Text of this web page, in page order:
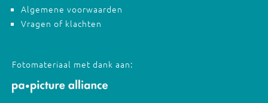
Algemene voorwaarden
Vragen of klachten
Fotomateriaal met dank aan: